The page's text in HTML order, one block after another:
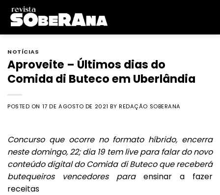
Skip
content
NOTÍCIAS
Aproveite – Últimos dias do
Comida di Buteco em Uberlândia
POSTED ON 17 DE AGOSTO DE 2021 BYREDAÇÃO SOBERANA
Concurso que ocorre no formato híbrido, encerra
neste domingo, 22; dia 19 tem live para falar do novo
conteúdo digital do Comida di Buteco que receberá
butequeiros vencedores para ensinar a fazer
receitas